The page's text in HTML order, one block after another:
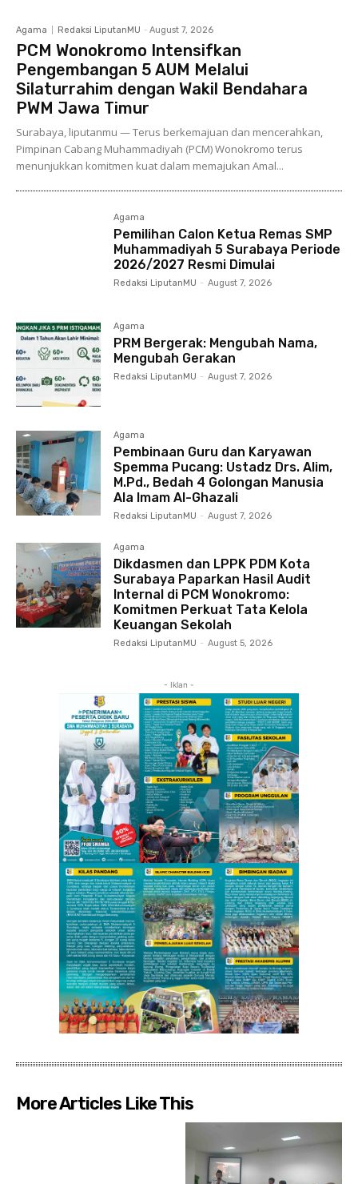
Agama Redaksi LiputanMU - August 7, 2026
PCM Wonokromo Intensifkan
Pengembangan 5 AUM Melalui
Silaturrahim dengan Wakil Bendahara
PWM Jawa Timur
Surabaya, liputanmu — Terus berkemajuan dan mencerahkan,
Pimpinan Cabang Muhammadiyah (PCM) Wonokromo terus
menunjukkan komitmen kuat dalam memajukan Amal...
Agama
Pemilihan Calon Ketua Remas SMP
Muhammadiyah 5 Surabaya Periode
2026/2027 Resmi Dimulai
Redaksi LiputanMU - August 7, 2026
Agama
PRM Bergerak: Mengubah Nama,
Mengubah Gerakan
Redaksi LiputanMU - August 7, 2026
Agama
Pembinaan Guru dan Karyawan
Spemma Pucang: Ustadz Drs. Alim,
M.Pd., Bedah 4 Golongan Manusia
Ala Imam Al-Ghazali
Redaksi LiputanMU - August 7, 2026
Agama
Dikdasmen dan LPPK PDM Kota
Surabaya Paparkan Hasil Audit
Internal di PCM Wonokromo:
Komitmen Perkuat Tata Kelola
Keuangan Sekolah
Redaksi LiputanMU - August 5, 2026
- Iklan -
More Articles Like This